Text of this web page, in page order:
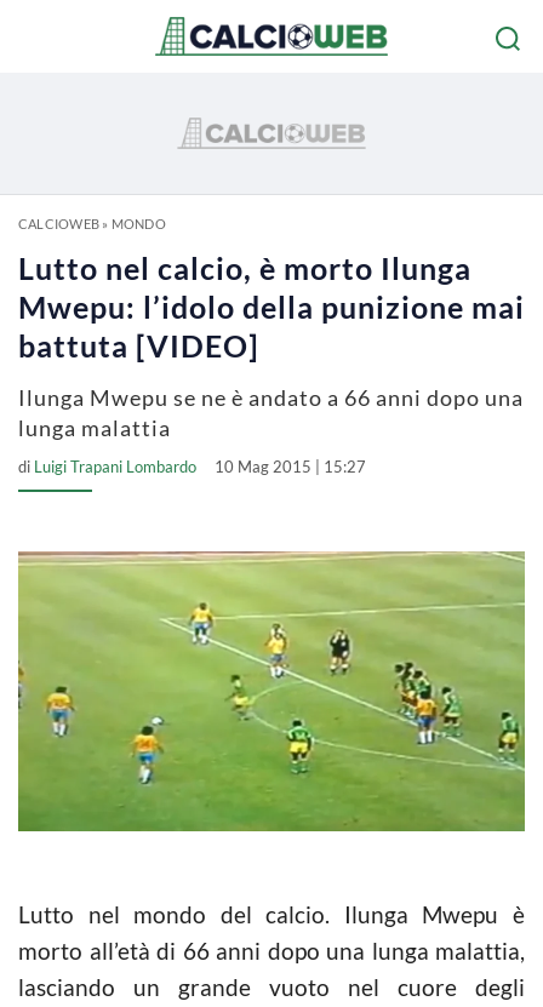
CALCIOWEB» MONDO
Lutto nel calcio, è morto Ilunga
Mwepu: l’idolo della punizione mai
battuta [VIDEO]
Ilunga Mwepu se ne è andato a 66 anni dopo una
lunga malattia
di Luigi Trapani Lombardo 10 Mag 2015 | 15:27
Lutto nel mondo del calcio. Ilunga Mwepu è
morto all’età di 66 anni dopo una lunga malattia,
lasciando un grande vuoto nel cuore degli